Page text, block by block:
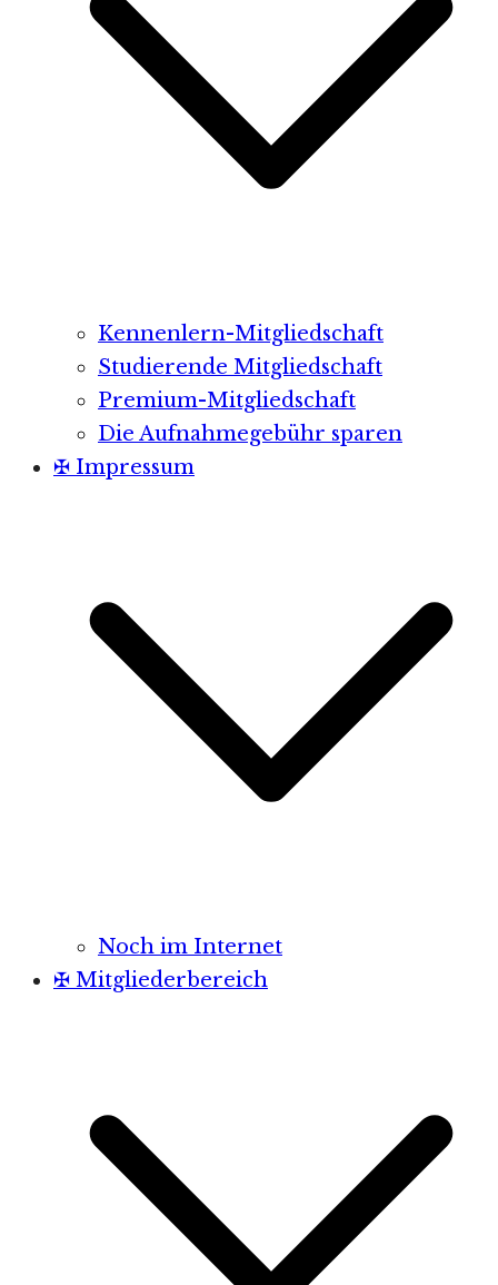
Kennenlern-Mitgliedschaft
Studierende Mitgliedschaft
Premium-Mitgliedschaft
Die Aufnahmegebühr sparen
✠ Impressum
Noch im Internet
✠ Mitgliederbereich